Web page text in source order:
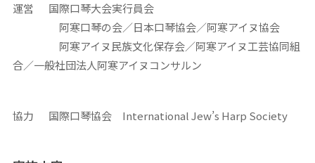
運営 国際口琴大会実行員会
阿寒口琴の会／日本口琴協会／阿寒アイヌ協会
阿寒アイヌ民族文化保存会／阿寒アイヌ工芸協同組
合／一般社団法人阿寒アイヌコンサルン
協力 国際口琴協会 International Jew’s Harp Society